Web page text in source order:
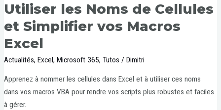
Utiliser les Noms de Cellules
et Simplifier vos Macros
Excel
Actualités,Excel,Microsoft 365,Tutos /Dimitri
Apprenez à nommer les cellules dans Excel et à utiliser ces noms
dans vos macros VBA pour rendre vos scripts plus robustes et faciles
à gérer.